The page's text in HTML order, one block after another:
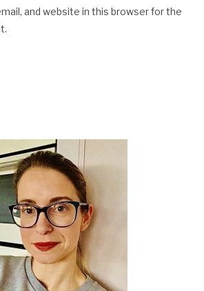
and website in this browser for the